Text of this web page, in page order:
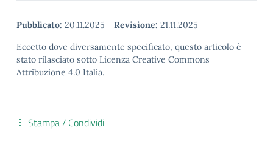
Pubblicato: 20.11.2025 - Revisione: 21.11.2025
Eccetto dove diversamente specificato, questo articolo è
stato rilasciato sotto Licenza Creative Commons
Attribuzione 4.0 Italia.
Stampa / Condividi